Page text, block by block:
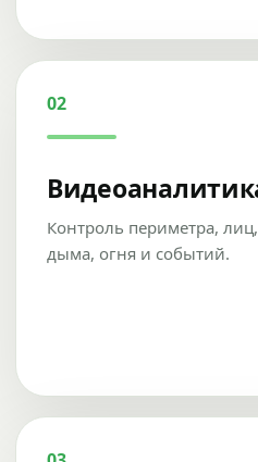
02
Контроль периметра,
дыма, огня и событий.